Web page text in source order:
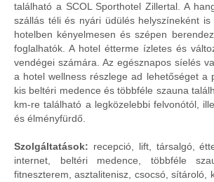
található a SCOL Sporthotel Zillertal. A
szállás téli és nyári üdülés helyszíneként is
hotelben kényelmesen és szépen
foglalhatók. A hotel étterme ízletes és
vendégei számára. Az egésznapos síelés
a hotel wellness részlege ad lehetőséget a
kis beltéri medence és többféle szauna
km-re található a legközelebbi felvonótól,
és élményfürdő.
Szolgáltatások: recepció, lift, társalgó,
internet, beltéri medence, többféle
fitneszterem, asztalitenisz, csocsó, sítároló,